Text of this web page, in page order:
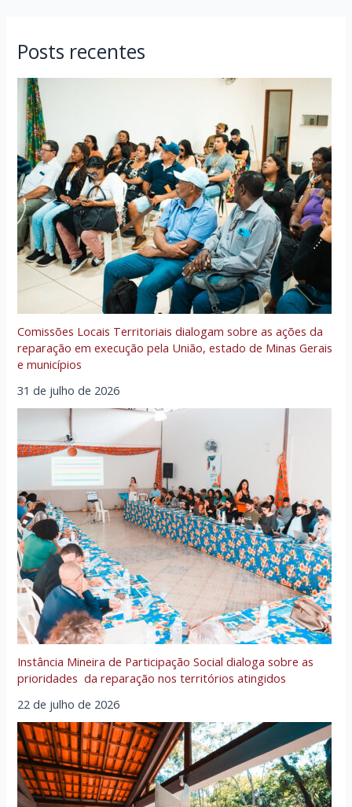
Posts recentes
Comissões Locais Territoriais dialogam sobre as ações da
reparação em execução pela União, estado de Minas Gerais
e municípios
31 de julho de 2026
Instância Mineira de Participação Social dialoga sobre as
prioridades da reparação nos territórios atingidos
22 de julho de 2026